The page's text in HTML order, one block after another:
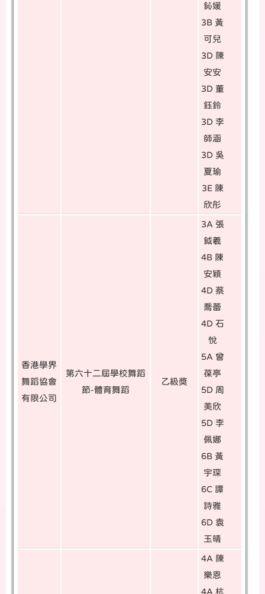
鈊媛
3B 黃
可兒
3D 陳
安安
3D 董
鈺鈴
3D 李
師涵
3D 吳
夏瑜
3E 陳
欣彤
香港學界
舞蹈協會
有限公司
第六十二屆學校舞蹈
節-體育舞蹈
乙級獎
3A 張
鉞羲
4B 陳
安穎
4D 蔡
喬蕾
4D 石
悅
5A 曾
葆亭
5D 周
美欣
5D 李
佩娜
6B 黃
宇琛
6C 譚
詩雅
6D 袁
玉晴
4A 陳
樂恩
4A 杭